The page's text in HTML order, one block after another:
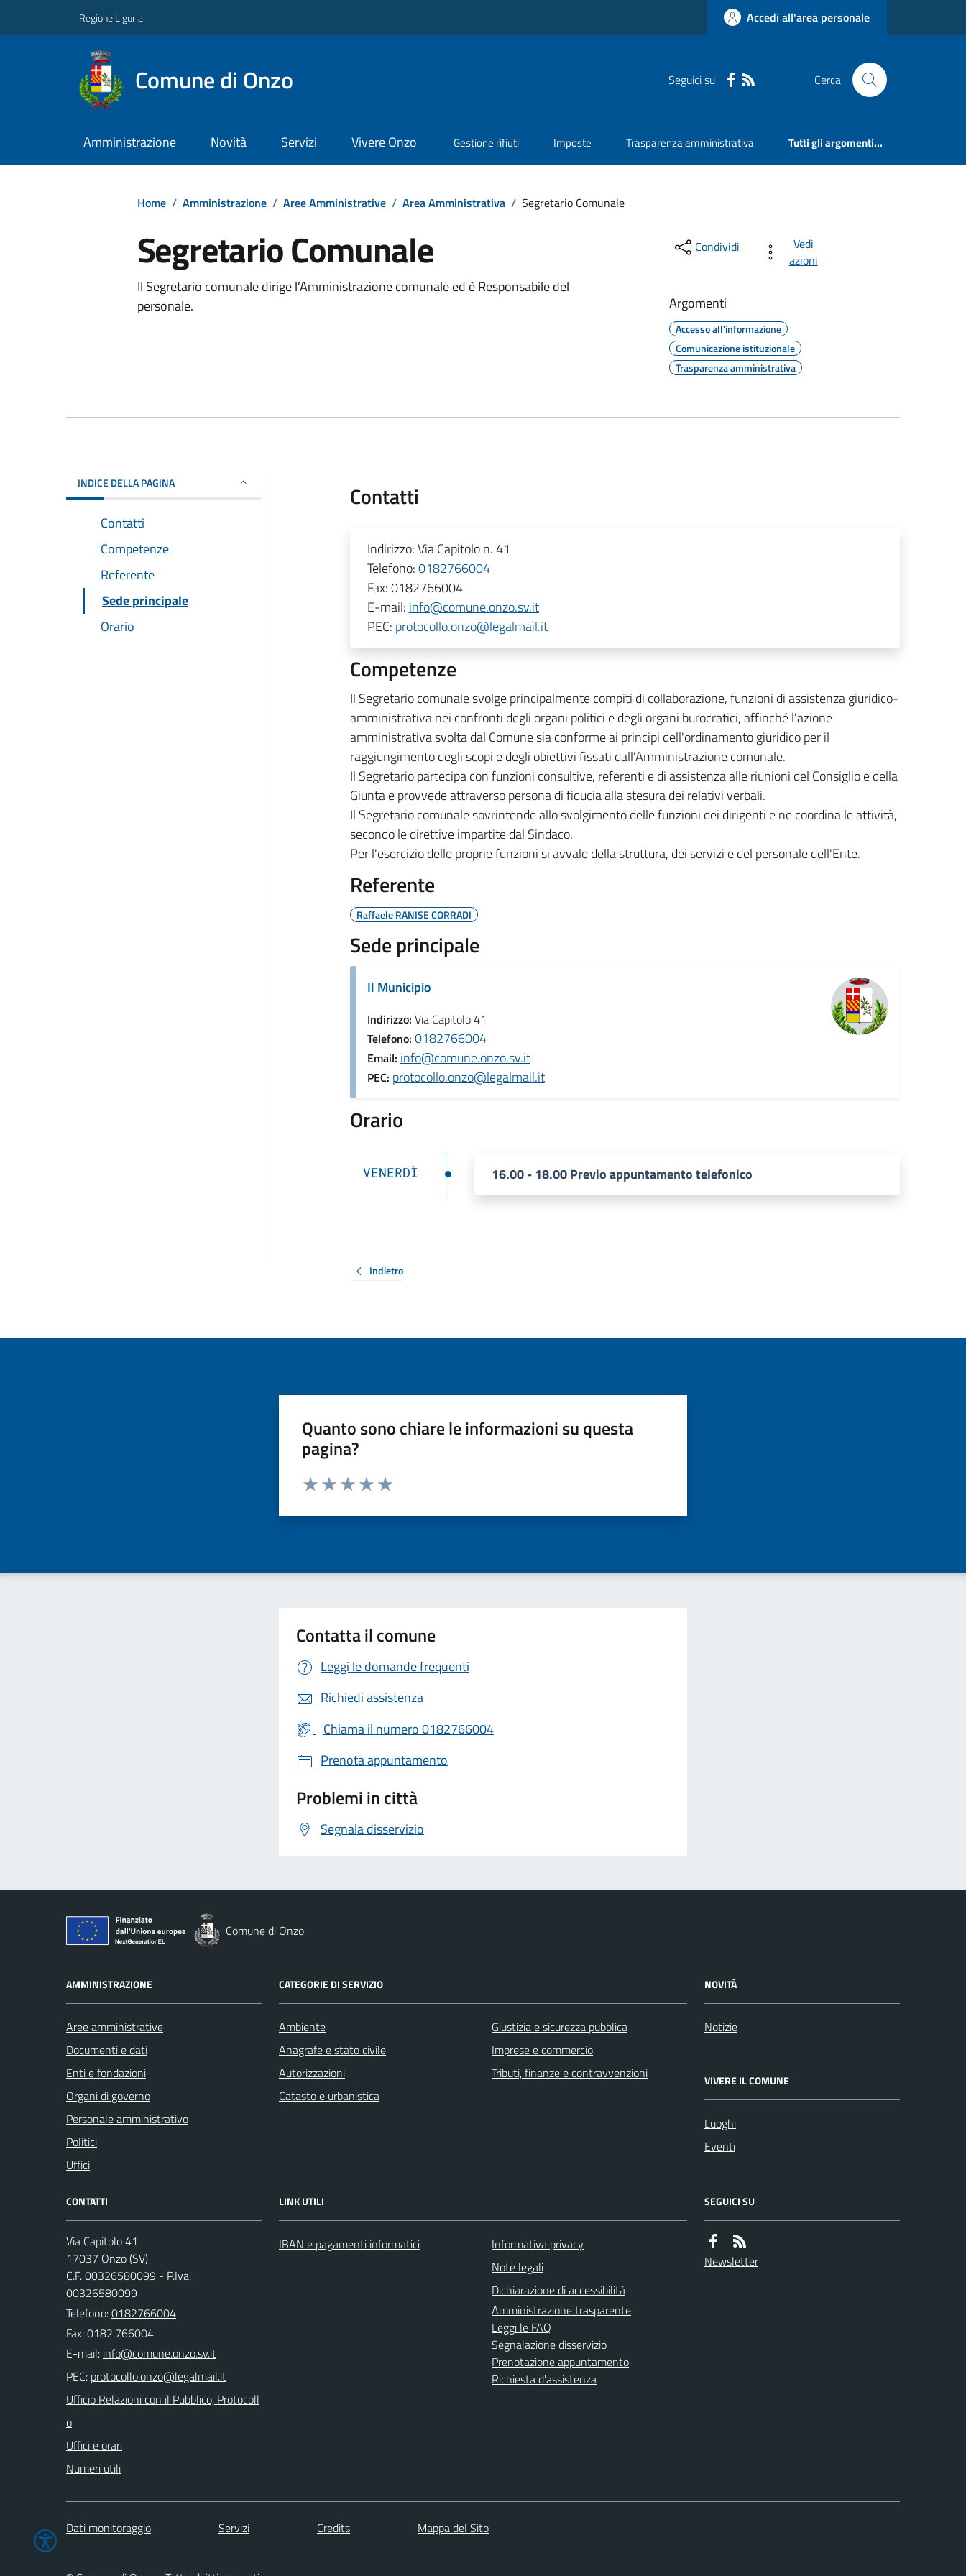
Regione Liguria Accedi all'area personale
Comune di Onzo Seguici su Cerca
Amministrazione Novità Servizi Vivere Onzo Gestione rifiuti Imposte Trasparenza amministrativa Tutti gli argomenti...
Home / Amministrazione / Aree Amministrative / Area Amministrativa / Segretario Comunale
Segretario Comunale
Il Segretario comunale dirige l’Amministrazione comunale ed è Responsabile del
personale.
Condividi
Vedi
azioni
Argomenti
Accesso all'informazione
Comunicazione istituzionale
Trasparenza amministrativa
INDICE DELLA PAGINA
Contatti
Competenze
Referente
Sede principale
Orario
Contatti
Indirizzo:Via Capitolo n. 41
Telefono:0182766004
Fax:0182766004
E-mail: info@comune.onzo.sv.it
PEC: protocollo.onzo@legalmail.it
Competenze
Il Segretario comunale svolge principalmente compiti di collaborazione, funzioni di assistenza giuridico-
amministrativa nei confronti degli organi politici e degli organi burocratici, affinché l'azione
amministrativa svolta dal Comune sia conforme ai principi dell'ordinamento giuridico per il
raggiungimento degli scopi e degli obiettivi fissati dall'Amministrazione comunale.
Il Segretario partecipa con funzioni consultive, referenti e di assistenza alle riunioni del Consiglio e della
Giunta e provvede attraverso persona di fiducia alla stesura dei relativi verbali.
Il Segretario comunale sovrintende allo svolgimento delle funzioni dei dirigenti e ne coordina le attività,
secondo le direttive impartite dal Sindaco.
Per l'esercizio delle proprie funzioni si avvale della struttura, dei servizi e del personale dell'Ente.
Referente
Raffaele RANISE CORRADI
Sede principale
Il Municipio
Indirizzo: Via Capitolo 41
Telefono: 0182766004
Email: info@comune.onzo.sv.it
PEC: protocollo.onzo@legalmail.it
Orario
VENERDÌ 16.00 - 18.00 Previo appuntamento telefonico
Indietro
Quanto sono chiare le informazioni su questa
pagina?
Valuta da 1 a 5 stelle la pagina
Contatta il comune
Leggi le domande frequenti
Richiedi assistenza
Chiama il numero 0182766004
Prenota appuntamento
Problemi in città
Segnala disservizio
Comune di Onzo
AMMINISTRAZIONE
Aree amministrative
Documenti e dati
Enti e fondazioni
Organi di governo
Personale amministrativo
Politici
Uffici
CATEGORIE DI SERVIZIO
Ambiente
Anagrafe e stato civile
Autorizzazioni
Catasto e urbanistica
Giustizia e sicurezza pubblica
Imprese e commercio
Tributi, finanze e contravvenzioni
NOVITÀ
Notizie
VIVERE IL COMUNE
Luoghi
Eventi
CONTATTI
Via Capitolo 41
17037 Onzo (SV)
C.F. 00326580099 - P.Iva:
00326580099
Telefono:0182766004
Fax: 0182.766004
E-mail:
PEC:
Ufficio Relazioni con il Pubblico, Protocoll
o
Uffici e orari
Numeri utili
LINK UTILI
IBAN e pagamenti informatici
Informativa privacy
Note legali
Dichiarazione di accessibilità
Amministrazione trasparente
Leggi le FAQ
Segnalazione disservizio
Prenotazione appuntamento
Richiesta d'assistenza
SEGUICI SU
Newsletter
Dati monitoraggio Servizi Credits Mappa del Sito